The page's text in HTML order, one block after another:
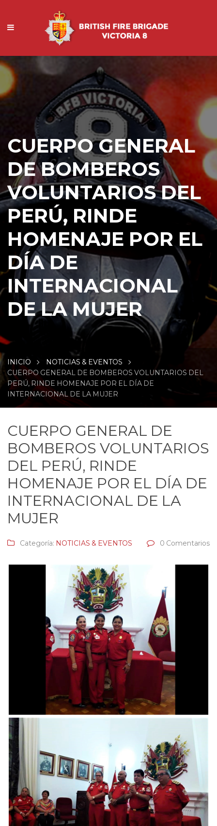
CUERPO GENERAL
DE BOMBEROS
VOLUNTARIOS DEL
PERÚ, RINDE
HOMENAJE POR EL
DÍA DE
INTERNACIONAL
DE LA MUJER
INICIO
NOTICIAS & EVENTOS
CUERPO GENERAL DE BOMBEROS VOLUNTARIOS DEL
PERÚ, RINDE HOMENAJE POR EL DÍA DE
INTERNACIONAL DE LA MUJER
CUERPO GENERAL DE
BOMBEROS VOLUNTARIOS
DEL PERÚ, RINDE
HOMENAJE POR EL DÍA DE
INTERNACIONAL DE LA
MUJER
Categoría: NOTICIAS & EVENTOS 0 Comentarios